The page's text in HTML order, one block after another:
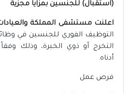
(استقبال) للجنسين بمزايا مجزية
اعلنت مستشفى المملكة
التوظيف الفوري للجنسين في
التخرج أو ذوي الخبرة، وذلك
أدناه.
فرص عمل